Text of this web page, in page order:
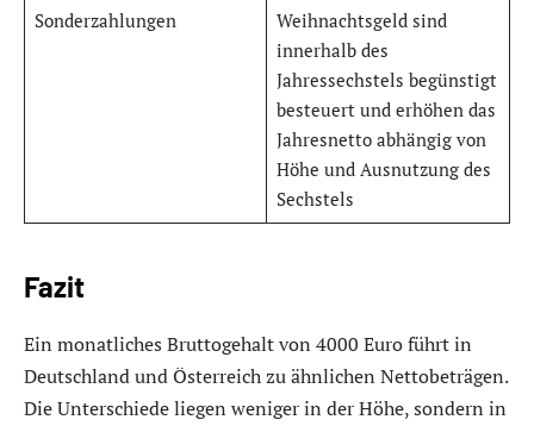
Sonderzahlungen
Weihnachtsgeld sind
innerhalb des
Jahressechstels begünstigt
besteuert und erhöhen das
Jahresnetto abhängig von
Höhe und Ausnutzung des
Sechstels
Fazit
Ein monatliches Bruttogehalt von 4000 Euro führt in
Deutschland und Österreich zu ähnlichen Nettobeträgen.
Die Unterschiede liegen weniger in der Höhe, sondern in